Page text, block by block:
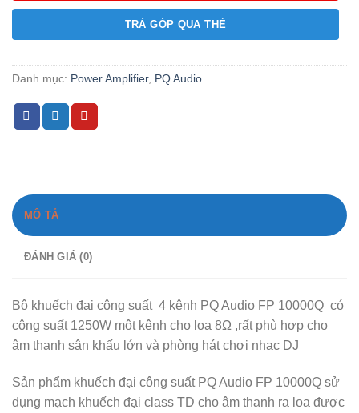
TRẢ GÓP QUA THẺ
Danh mục: Power Amplifier, PQ Audio
MÔ TẢ
ĐÁNH GIÁ (0)
Bộ khuếch đại công suất 4 kênh PQ Audio FP 10000Q có
công suất 1250W một kênh cho loa 8Ω ,rất phù hợp cho
âm thanh sân khấu lớn và phòng hát chơi nhạc DJ
Sản phẩm khuếch đại công suất PQ Audio FP 10000Q sử
dụng mạch khuếch đại class TD cho âm thanh ra loa được